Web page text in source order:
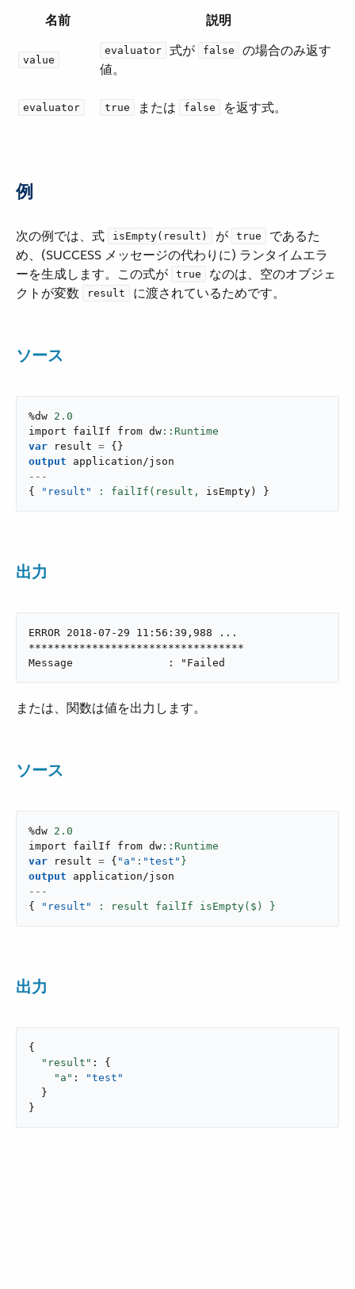
名前 説明
value
evaluator ​ 式が ​ false
​ の場合のみ返す
値。
evaluator true ​ または ​ false ​ を返す式。
例
次の例では、式 ​ isEmpty(result) ​ が ​ true
​ であるた
め、(SUCCESS メッセージの代わりに) ランタイムエラ
ーを生成します。この式が ​
true
​ なのは、空のオブジェ
クトが変数 ​
result ​ に渡されているためです。
ソース
%dw 2.0
import failIf from dw
var result = { }
output
application/json
---
{
"result" : failIf(result, isEmpty ) }
出力
ERROR 2018-07-29 11:56:39,988 ...
**********************************
Message               : "Failed
または、関数は値を出力します。
ソース
%dw 2.0
import failIf from dw
var result = { "a" : "test" }
output
application/json
---
{
"result" : result failIf isEmpty($) }
出力
{
"result" : {
"a" :
"test"
  }
}